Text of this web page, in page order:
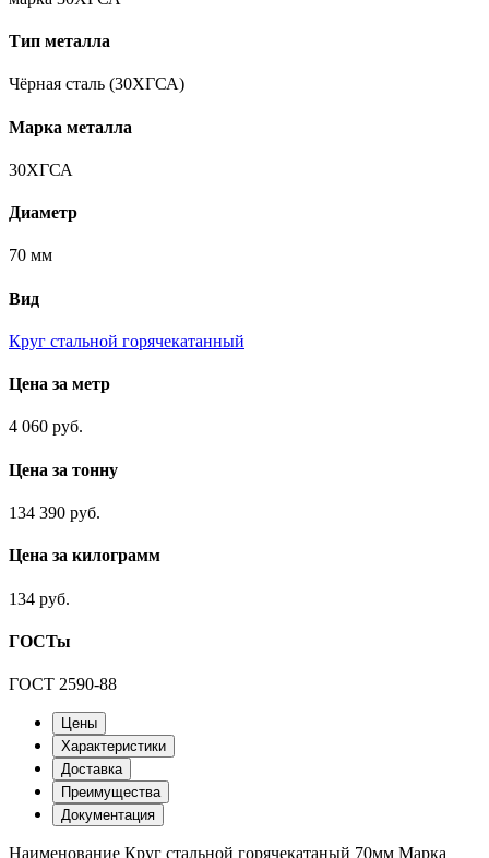
Тип металла
Чёрная сталь (30ХГСА)
Марка металла
30ХГСА
Диаметр
70 мм
Вид
Круг стальной горячекатанный
Цена за метр
4 060 руб.
Цена за тонну
134 390 руб.
Цена за килограмм
134 руб.
ГОСТы
ГОСТ 2590-88
Цены
Характеристики
Доставка
Преимущества
Документация
Наименование Круг стальной горячекатаный 70мм Марка